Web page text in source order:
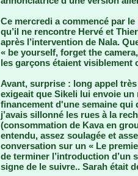
Ce mercredi a commencé par
qu’il ne rencontre Hervé et
après l’intervention de Nala.
« be yourself, forget the
les garçons étaient visiblement
Avant, surprise : long appel
exigeait que Sikeli lui envoie
financement d'une semaine qui
j’avais sillonné les rues à la
(consommation de Kava en
entendu, assez soulagée et
conversation sur un « Le
de terminer l’introduction d’un
signe de le suivre.. Sarah était